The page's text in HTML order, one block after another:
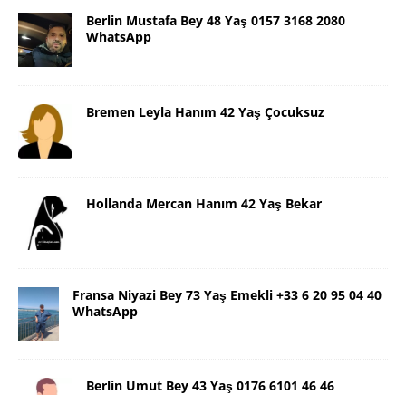
Berlin Mustafa Bey 48 Yaş 0157 3168 2080
WhatsApp
Bremen Leyla Hanım 42 Yaş Çocuksuz
Hollanda Mercan Hanım 42 Yaş Bekar
Fransa Niyazi Bey 73 Yaş Emekli +33 6 20 95 04 40
WhatsApp
Berlin Umut Bey 43 Yaş 0176 6101 46 46